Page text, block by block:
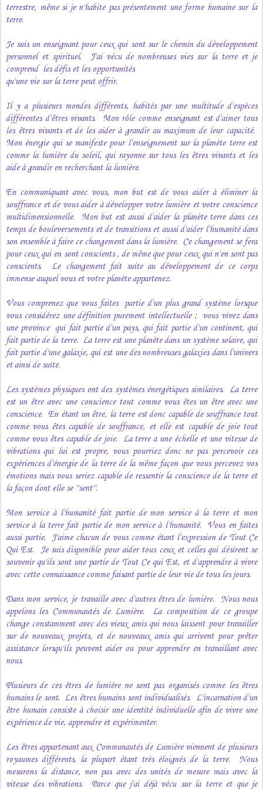
terrestre, même si je n'habite pas présentement une forme humaine sur la
terre.
Je suis un enseignant pour ceux qui sont sur le chemin du développement
personnel et spirituel. J'ai vécu de nombreuses vies sur la terre et je
comprend les défis et les opportunités
qu'une vie sur la terre peut offrir.
Il y a plusieurs mondes différents, habités par une multitude d'espèces
différentes d'êtres vivants. Mon rôle comme enseignant est d'aimer tous
les êtres vivants et de les aider à grandir au maximum de leur capacité.
Mon énergie qui se manifeste pour l'enseignement sur la planète terre est
comme la lumière du soleil, qui rayonne sur tous les êtres vivants et les
aide à grandir en recherchant la lumière.
En communiquant avec vous, mon but est de vous aider à éliminer la
souffrance et de vous aider à développer votre lumière et votre conscience
multidimensionnelle. Mon but est aussi d'aider la planète terre dans ces
temps de bouleversements et de transitions et aussi d'aider l'humanité dans
son ensemble à faire ce changement dans la lumière. Ce changement se fera
pour ceux qui en sont conscients , de même que pour ceux qui n'en sont pas
conscients. Le changement fait suite au développement de ce corps
immense auquel vous et votre planète appartenez.
Vous comprenez que vous faites partie d'un plus grand système lorsque
vous considérez une définition purement intellectuelle ; vous vivez dans
une province qui fait partie d'un pays, qui fait partie d'un continent, qui
fait partie de la terre. La terre est une planète dans un système solaire, qui
fait partie d'une galaxie, qui est une des nombreuses galaxies dans l'univers
et ainsi de suite.
Les systèmes physiques ont des systèmes énergétiques similaires. La terre
est un être avec une conscience tout comme vous êtes un être avec une
conscience. En étant un être, la terre est donc capable de souffrance tout
comme vous êtes capable de souffrance, et elle est capable de joie tout
comme vous êtes capable de joie. La terre a une échelle et une vitesse de
vibrations qui lui est propre, vous pourriez donc ne pas percevoir ces
expériences d'énergie de la terre de la même façon que vous percevez vos
émotions mais vous seriez capable de ressentir la conscience de la terre et
la façon dont elle se ''sent''.
Mon service à l'humanité fait partie de mon service à la terre et mon
service à la terre fait partie de mon service à l'humanité. Vous en faites
aussi partie. J'aime chacun de vous comme étant l'expression de Tout Ce
Qui Est. Je suis disponible pour aider tous ceux et celles qui désirent se
souvenir qu'ils sont une partie de Tout Ce qui Est, et d'apprendre à vivre
avec cette connaissance comme faisant partie de leur vie de tous les jours.
Dans mon service, je travaille avec d'autres êtres de lumière. Nous nous
appelons les Communautés de Lumière. La composition de ce groupe
change constamment avec des vieux amis qui nous laissent pour travailler
sur de nouveaux projets, et de nouveaux amis qui arrivent pour prêter
assistance lorsqu'ils peuvent aider ou pour apprendre en travaillant avec
nous.
Plusieurs de ces êtres de lumière ne sont pas organisés comme les êtres
humains le sont. Les êtres humains sont individualisés. L'incarnation d'un
être humain consiste à choisir une identité individuelle afin de vivre une
expérience de vie, apprendre et expérimenter.
Les êtres appartenant aux Communautés de Lumière viennent de plusieurs
royaumes différents, la plupart étant très éloignés de la terre. Nous
mesurons la distance, non pas avec des unités de mesure mais avec la
vitesse des vibrations. Parce que j'ai déjà vécu sur la terre et que je